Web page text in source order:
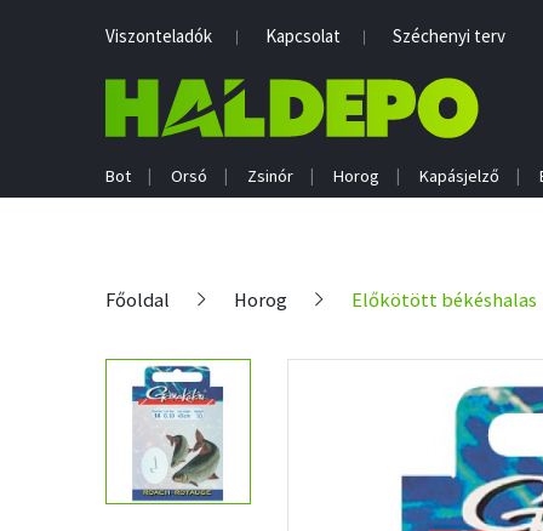
Viszonteladók Kapcsolat Széchenyi terv
Bot Orsó Zsinór Horog Kapásjelző
Főoldal Horog Előkötött békéshalas